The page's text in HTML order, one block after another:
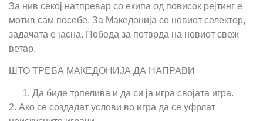
За нив секој натпревар со екипа од повисок рејтинг е
мотив сам посебе. За Македонија со новиот селектор,
задачата е јасна. Победа за потврда на новиот свеж
ветар.
ШТО ТРЕБА МАКЕДОНИЈА ДА НАПРАВИ
Да биде трпелива и да си ја игра својата игра.
2. Ако се создадат услови во игра да се уфрлат